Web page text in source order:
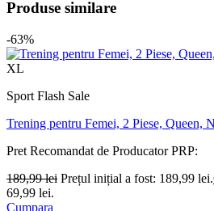
Produse similare
-63%
XL
Sport Flash Sale
Trening pentru Femei, 2 Piese, Queen,
Pret Recomandat de ProducatorPRP:
189,99lei Prețul inițial a fost: 189,99 lei.
69,99 lei.
Cumpara